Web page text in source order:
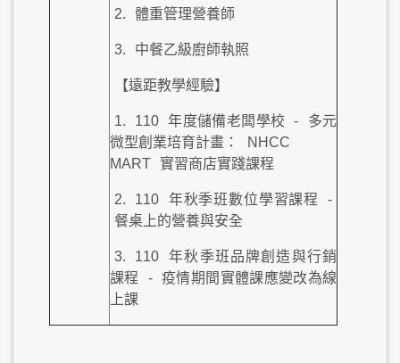
2. 體重管理營養師
3. 中餐乙級廚師執照
【遠距教學經驗】
1. 110 年度儲備老闆學校 -
多元
微型創業培育計畫：
NHCC
MART 實習商店實踐課程
2. 110 年秋季班數位學習課程
-
餐桌上的營養與安全
3. 110
年秋季班品牌創造與行銷
課程
-
疫情期間實體課應變改為線
上課